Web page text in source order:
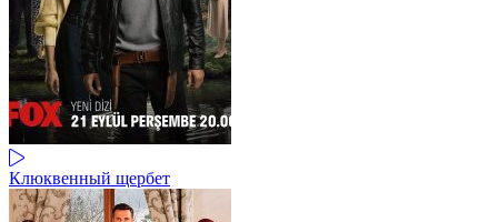
Клюквенный щербет